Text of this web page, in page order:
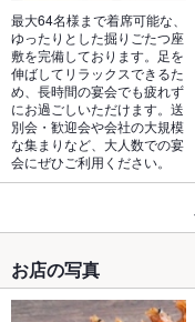
最大64名様まで着席可能な、
ゆったりとした掘りごたつ座
敷を完備しております。足を
伸ばしてリラックスできるた
め、長時間の宴会でも疲れず
にお過ごしいただけます。送
別会・歓迎会や会社の大規模
な集まりなど、大人数での宴
会にぜひご利用ください。
お店の写真